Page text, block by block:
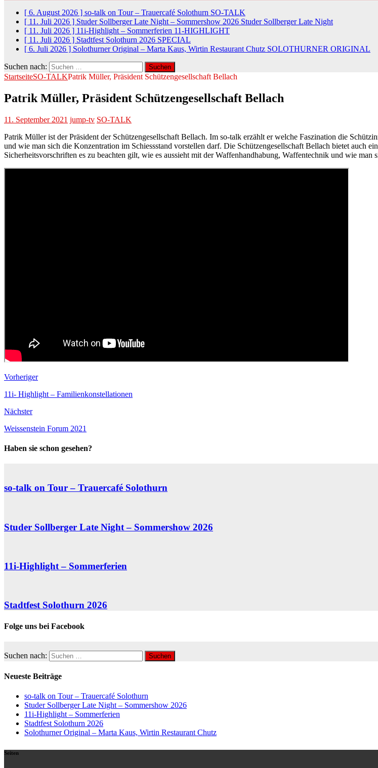
[ 6. August 2026 ] so-talk on Tour – Trauercafé Solothurn SO-TALK
[ 11. Juli 2026 ] Studer Sollberger Late Night – Sommershow 2026 Studer Sollberger Late Night
[ 11. Juli 2026 ] 11i-Highlight – Sommerferien 11-HIGHLIGHT
[ 11. Juli 2026 ] Stadtfest Solothurn 2026 SPECIAL
[ 6. Juli 2026 ] Solothurner Original – Marta Kaus, Wirtin Restaurant Chutz SOLOTHURNER ORIGINAL
Suchen nach:
StartseiteSO-TALKPatrik Müller, Präsident Schützengesellschaft Bellach
Patrik Müller, Präsident Schützengesellschaft Bellach
11. September 2021 jump-tv SO-TALK
Patrik Müller ist der Präsident der Schützengesellschaft Bellach. Im so-talk erzählt er welche Faszination die
und wie man sich die Konzentration im Schiessstand vorstellen darf. Die Schützengesellschaft Bellach bietet auch
Sicherheitsvorschriften es zu beachten gilt, wie es aussieht mit der Waffenhandhabung, Waffentechnik und wie man
Vorheriger
11i- Highlight – Familienkonstellationen
Nächster
Weissenstein Forum 2021
Haben sie schon gesehen?
so-talk on Tour – Trauercafé Solothurn
Studer Sollberger Late Night – Sommershow 2026
11i-Highlight – Sommerferien
Stadtfest Solothurn 2026
Folge uns bei Facebook
Suchen nach:
Neueste Beiträge
so-talk on Tour – Trauercafé Solothurn
Studer Sollberger Late Night – Sommershow 2026
11i-Highlight – Sommerferien
Stadtfest Solothurn 2026
Solothurner Original – Marta Kaus, Wirtin Restaurant Chutz
Seiten